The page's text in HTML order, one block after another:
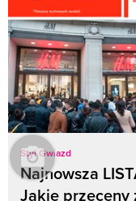
Styl Gwiazd
Najnowsza
Jakie przeceny